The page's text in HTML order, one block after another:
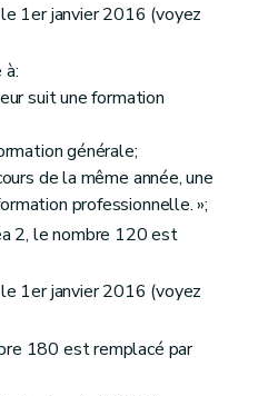
1er janvier 2016 (voyez
suit une formation
générale;
de la même année, une
professionnelle. »;
2, le nombre 120 est
1er janvier 2016 (voyez
180 est remplacé par